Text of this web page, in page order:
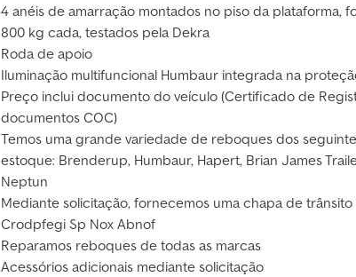
4 anéis de amarração montados no piso da plataforma,
800 kg cada, testados pela Dekra
Roda de apoio
Iluminação multifuncional Humbaur integrada na
Preço inclui documento do veículo (Certificado de
documentos COC)
Temos uma grande variedade de reboques dos
estoque: Brenderup, Humbaur, Hapert, Brian James
Neptun
Mediante solicitação, fornecemos uma chapa de
Crodpfegi Sp Nox Abnof
Reparamos reboques de todas as marcas
Acessórios adicionais mediante solicitação